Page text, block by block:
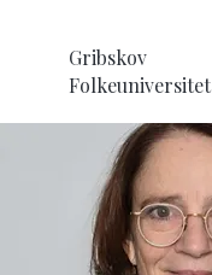
Gribskov
Folkeuniversitet